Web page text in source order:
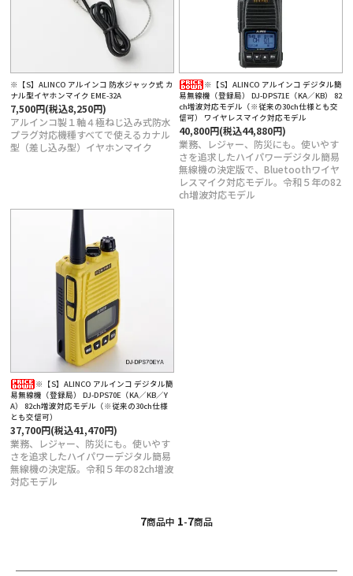
※【S】ALINCO アルインコ 防水ジャック式 カ
ナル型イヤホンマイク EME-32A
7,500円(税込8,250円)
アルインコ製１軸４極ねじ込み式防水
プラグ対応機種すべてで使えるカナル
型（差し込み型）イヤホンマイク
※【S】ALINCO アルインコ デジタル簡
易無線機（登録局） DJ-DPS71E（KA／KB） 82
ch増波対応モデル（※従来の30ch仕様とも交
信可） ワイヤレスマイク対応モデル
40,800円(税込44,880円)
業務、レジャー、防災にも。使いやす
さを追求したハイパワーデジタル簡易
無線機の決定版で、Bluetoothワイヤ
レスマイク対応モデル。令和５年の82
ch増波対応モデル
※【S】ALINCO アルインコ デジタル簡
易無線機（登録局） DJ-DPS70E（KA／KB／Y
A） 82ch増波対応モデル（※従来の30ch仕様
とも交信可）
37,700円(税込41,470円)
業務、レジャー、防災にも。使いやす
さを追求したハイパワーデジタル簡易
無線機の決定版。令和５年の82ch増波
対応モデル
7商品中 1-7商品